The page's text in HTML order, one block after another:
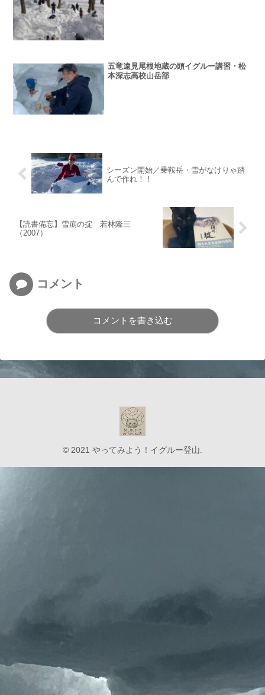
五竜遠見尾根地蔵の頭イグルー講習・松
本深志高校山岳部
シーズン開始／乗鞍岳・雪がなけりゃ踏
んで作れ！！
【読書備忘】雪崩の掟 若林隆三
（2007）
コメント
コメントを書き込む
© 2021 やってみよう！イグルー登山.